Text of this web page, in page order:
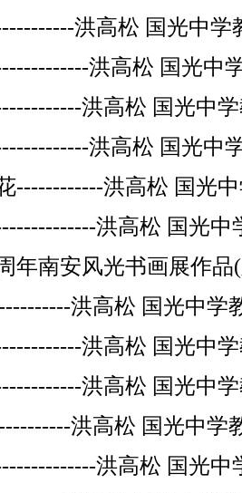
洪高松 国光中学
洪高松 国光中
洪高松 国光中
洪高松 国光中
------------洪高松 国光
洪高松 国光
年南安风光书画展作
洪高松 国光中学
洪高松 国光中
洪高松 国光中
洪高松 国光中学
洪高松 国光